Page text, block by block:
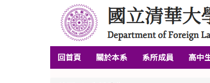
回首頁 關於本系 系所成員 高中